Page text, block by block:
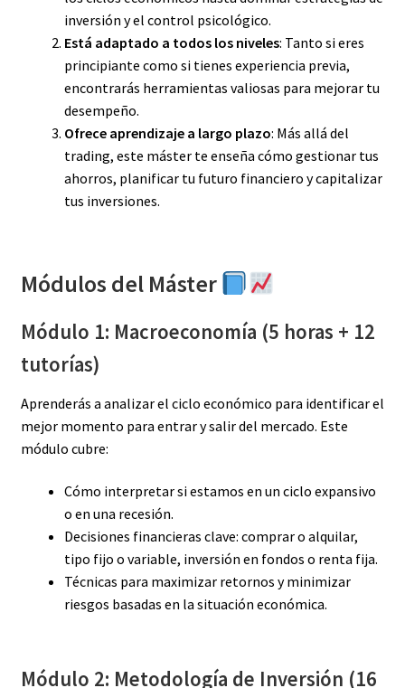
inversión y el control psicológico.
Está adaptado a todos los niveles: Tanto si eres
principiante como si tienes experiencia previa,
encontrarás herramientas valiosas para mejorar tu
desempeño.
Ofrece aprendizaje a largo plazo: Más allá del
trading, este máster te enseña cómo gestionar tus
ahorros, planificar tu futuro financiero y capitalizar
tus inversiones.
Módulos del Máster
Módulo 1: Macroeconomía (5 horas + 12
tutorías)
Aprenderás a analizar el ciclo económico para identificar el
mejor momento para entrar y salir del mercado. Este
módulo cubre:
Cómo interpretar si estamos en un ciclo expansivo
o en una recesión.
Decisiones financieras clave: comprar o alquilar,
tipo fijo o variable, inversión en fondos o renta fija.
Técnicas para maximizar retornos y minimizar
riesgos basadas en la situación económica.
Módulo 2: Metodología de Inversión (16